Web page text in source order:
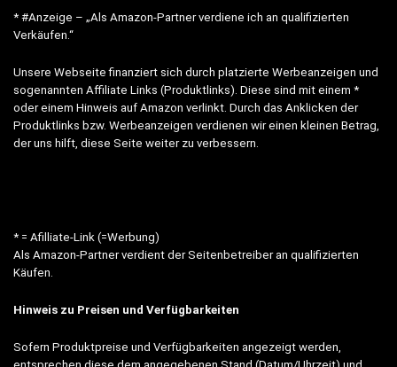
* #Anzeige – „Als Amazon-Partner verdiene ich an qualifizierten
Verkäufen.“
Unsere Webseite finanziert sich durch platzierte Werbeanzeigen und
sogenannten Affiliate Links (Produktlinks). Diese sind mit einem *
oder einem Hinweis auf Amazon verlinkt. Durch das Anklicken der
Produktlinks bzw. Werbeanzeigen verdienen wir einen kleinen Betrag,
der uns hilft, diese Seite weiter zu verbessern.
* = Afilliate-Link (=Werbung)
Als Amazon-Partner verdient der Seitenbetreiber an qualifizierten
Käufen.
Hinweis zu Preisen und Verfügbarkeiten
Sofern Produktpreise und Verfügbarkeiten angezeigt werden,